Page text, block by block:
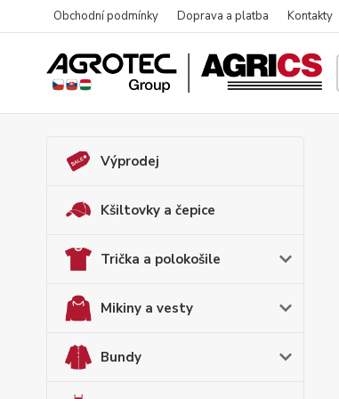
Obchodní podmínky Doprava a platba Kontakty
Výprodej
Kšiltovky a čepice
Trička a polokošile
Mikiny a vesty
Bundy